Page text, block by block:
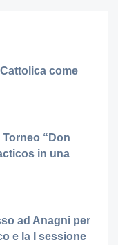
come
“Don
in una
ad Anagni per
e la I sessione